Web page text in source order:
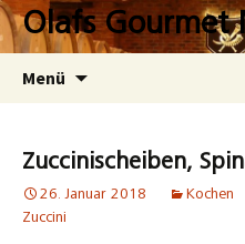
Zum
InhaltOlafs Gourmet
Menü
Zuccinischeiben,
26. Januar 2018 Kochen
Zuccini